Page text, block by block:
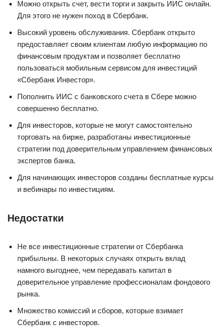
Можно открыть счет, вести торги и закрыть ИИС онлайн.
Для этого не нужен поход в Сбербанк.
Высокий уровень обслуживания. Сбербанк открыто
предоставляет своим клиентам любую информацию по
финансовым продуктам и позволяет бесплатно
пользоваться мобильным сервисом для инвестиций
«Сбербанк Инвестор».
Пополнить ИИС с банковского счета в Сбере можно
совершенно бесплатно.
Для инвесторов, которые не могут самостоятельно
торговать на бирже, разработаны инвестиционные
стратегии под доверительным управлением финансовых
экспертов банка.
Для начинающих инвесторов созданы бесплатные курсы
и вебинары по инвестициям.
Недостатки
Не все инвестиционные стратегии от Сбербанка
прибыльны. В некоторых случаях открыть вклад
намного выгоднее, чем передавать капитал в
доверительное управление профессионалам фондового
рынка.
Множество комиссий и сборов, которые взимает
Сбербанк с инвесторов.